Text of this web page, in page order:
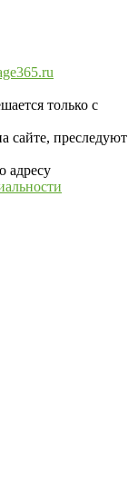
только с
сайте, преследуют
адресу